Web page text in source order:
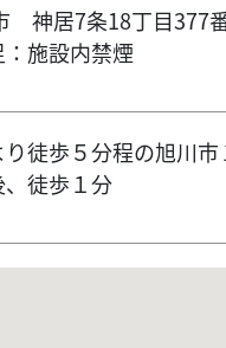
神居7条18丁目377
施設内禁煙
り徒歩５分程の旭川
徒歩１分